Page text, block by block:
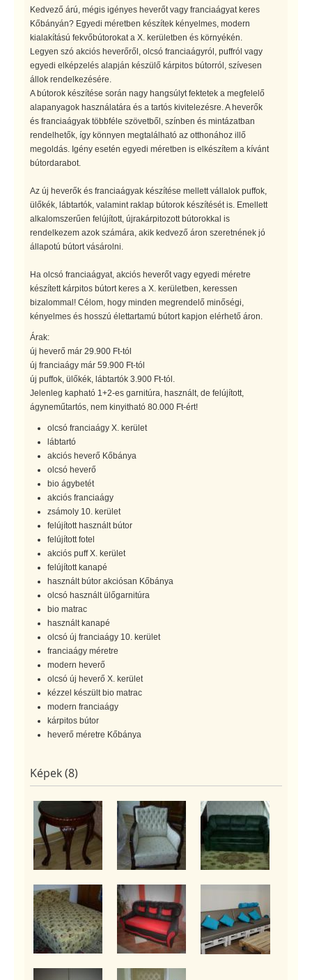
Kedvező árú, mégis igényes heverőt vagy franciaágyat keres
Kőbányán? Egyedi méretben készítek kényelmes, modern
kialakítású fekvőbútorokat a X. kerületben és környékén.
Legyen szó akciós heverőről, olcsó franciaágyról, puffról vagy
egyedi elképzelés alapján készülő kárpitos bútorról, szívesen
állok rendelkezésére.
A bútorok készítése során nagy hangsúlyt fektetek a megfelelő
alapanyagok használatára és a tartós kivitelezésre. A heverők
és franciaágyak többféle szövetből, színben és mintázatban
rendelhetők, így könnyen megtalálható az otthonához illő
megoldás. Igény esetén egyedi méretben is elkészítem a kívánt
bútordarabot.
Az új heverők és franciaágyak készítése mellett vállalok puffok,
ülőkék, lábtartók, valamint raklap bútorok készítését is. Emellett
alkalomszerűen felújított, újrakárpitozott bútorokkal is
rendelkezem azok számára, akik kedvező áron szeretnének jó
állapotú bútort vásárolni.
Ha olcsó franciaágyat, akciós heverőt vagy egyedi méretre
készített kárpitos bútort keres a X. kerületben, keressen
bizalommal! Célom, hogy minden megrendelő minőségi,
kényelmes és hosszú élettartamú bútort kapjon elérhető áron.
Árak:
új heverő már 29.900 Ft-tól
új franciaágy már 59.900 Ft-tól
új puffok, ülőkék, lábtartók 3.900 Ft-tól.
Jelenleg kapható 1+2-es garnitúra, használt, de felújított,
ágyneműtartós, nem kinyitható 80.000 Ft-ért!
olcsó franciaágy X. kerület
lábtartó
akciós heverő Kőbánya
olcsó heverő
bio ágybetét
akciós franciaágy
zsámoly 10. kerület
felújított használt bútor
felújított fotel
akciós puff X. kerület
felújított kanapé
használt bútor akciósan Kőbánya
olcsó használt ülőgarnitúra
bio matrac
használt kanapé
olcsó új franciaágy 10. kerület
franciaágy méretre
modern heverő
olcsó új heverő X. kerület
kézzel készült bio matrac
modern franciaágy
kárpitos bútor
heverő méretre Kőbánya
Képek (8)